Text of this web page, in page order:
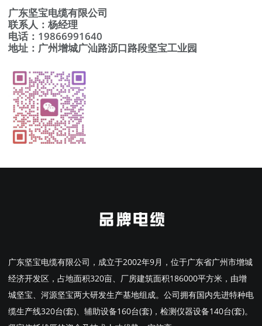
广东坚宝电缆有限公司
联系人：杨经理
电话：19866991640
地址：广州增城广汕路沥口路段坚宝工业园
广东坚宝电缆有限公司，成立于2002年9月，位于广东省广州市增城
经济开发区，占地面积320亩、厂房建筑面积186000平方米，由增
城坚宝、河源坚宝两大研发生产基地组成。公司拥有国内先进特种电
缆生产线320台(套)、辅助设备160台(套)，检测仪器设备140台(套)。